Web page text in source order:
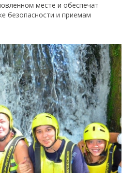
месте и обеспечат
безопасности и приемам